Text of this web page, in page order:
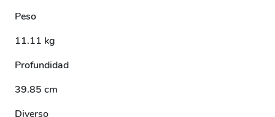
Peso
11.11 kg
Profundidad
39.85 cm
Diverso